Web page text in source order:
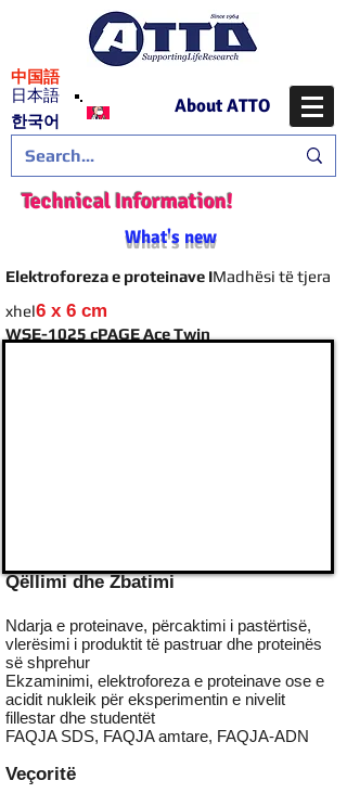
日本語
​中国語
​한국어
About ATTO
Technical Information!
What's new
Elektroforeza e proteinave IMadhësi të tjera
xhel6 x 6 cm
WSE-1025 cPAGE Ace Twin
Qëllimi dhe Zbatimi
Ndarja e proteinave, përcaktimi i pastërtisë,
vlerësimi i produktit të pastruar dhe proteinës
së shprehur
Ekzaminimi, elektroforeza e proteinave ose e
acidit nukleik për eksperimentin e nivelit
fillestar dhe studentët
FAQJA SDS, FAQJA amtare, FAQJA-ADN
Veçoritë